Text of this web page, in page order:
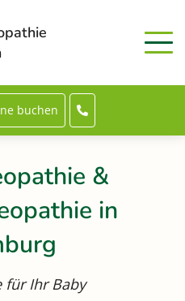
buchen
&
in
für Ihr Baby